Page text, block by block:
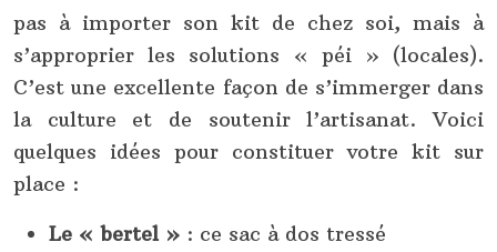
pas à importer son kit de chez soi, mais à
s’approprier les solutions « péi » (locales).
C’est une excellente façon de s’immerger dans
la culture et de soutenir l’artisanat. Voici
quelques idées pour constituer votre kit sur
place :
Le « bertel » : ce sac à dos tressé